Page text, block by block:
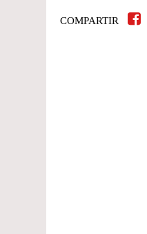
COMPARTIR